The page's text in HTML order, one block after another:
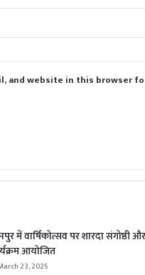
and website in this browser
में वार्षिकोत्सव पर शारदा संगोष्ठी
आयोजित
23, 2025